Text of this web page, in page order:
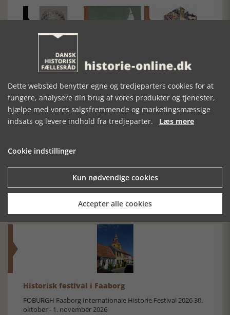
EGENTLIG EN
GRUSOM
KUNSTMUSEUM
KULTURSTUDIER
Den største samling af moselig i verden på Museum
Historisk festival i Faaborg
FOBURGH Faaborg Internationale Historie Festival 2026 30.
oktober - 1. november 2026
Dette websted benytter egne og tredjeparters cookies for at
fungere, analysere din brug af vores produkter og tjenester,
hjælpe med vores salgsfremmende og marketingsmæssige
indsats og levere indhold fra tredjeparter. Læs mere
Cookie indstillinger
Kun nødvendige cookies
Accepter alle cookies